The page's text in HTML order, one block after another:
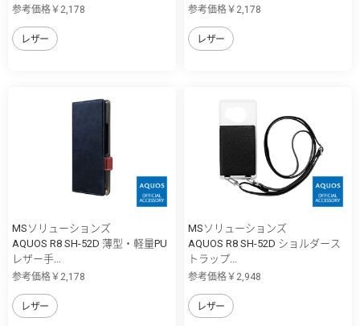
参考価格￥2,178
レザー
参考価格￥2,178
レザー
MSソリューションズ
AQUOS R8 SH-52D 薄型・軽量PU
レザー手...
参考価格￥2,178
レザー
MSソリューションズ
AQUOS R8 SH-52D ショルダース
トラップ...
参考価格￥2,948
レザー